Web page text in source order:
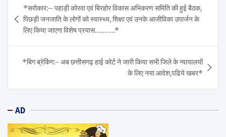
navigation
*सरोकार:– पहाड़ी कोरवा एवं बिरहोर विकास अभिकरण समिति की हुई बैठक,
पिछड़ी जनजाति के लोगों को स्वास्थ्य, शिक्षा एवं उनके आजीविका उपार्जन के
लिए किया जाएगा विशेष प्रयास………..*
*बिग ब्रेकिंग:- अब छत्तीसगढ़ हाई कोर्ट ने जारी किया सभी जिले के न्यायालयों
के लिए नया आदेश,पढिये खबर*
AD